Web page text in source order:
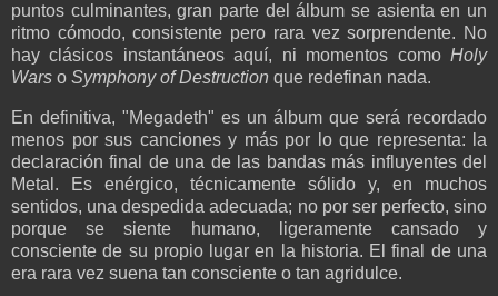
puntos culminantes, gran parte del álbum se asienta en un
ritmo cómodo, consistente pero rara vez sorprendente. No
hay clásicos instantáneos aquí, ni momentos como Holy
Wars o Symphony of Destruction que redefinan nada.
En definitiva, "Megadeth" es un álbum que será recordado
menos por sus canciones y más por lo que representa: la
declaración final de una de las bandas más influyentes del
Metal. Es enérgico, técnicamente sólido y, en muchos
sentidos, una despedida adecuada; no por ser perfecto, sino
porque se siente humano, ligeramente cansado y
consciente de su propio lugar en la historia. El final de una
era rara vez suena tan consciente o tan agridulce.